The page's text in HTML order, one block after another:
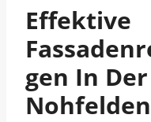
Effektive
Gen In
Nohfelden